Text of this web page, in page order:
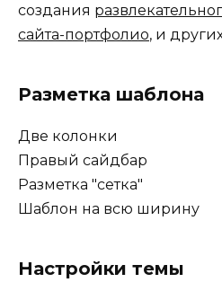
создания
сайта-портфолио, и
Разметка шаблона
Две колонки
Правый сайдбар
Разметка "сетка"
Шаблон на всю ширину
Настройки темы